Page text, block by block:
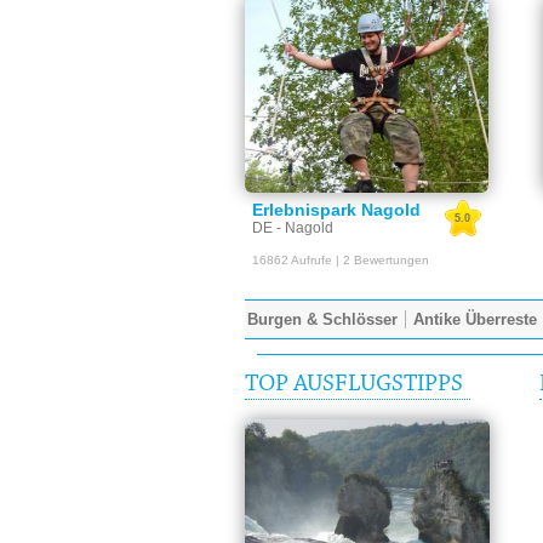
Erlebnispark Nagold
DE - Nagold
5.0
16862 Aufrufe | 2 Bewertungen
Burgen & Schlösser Antike Überreste
TOP AUSFLUGSTIPPS